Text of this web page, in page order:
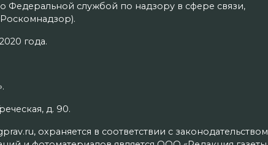
Федеральной службой по надзору в сфере связи,
года.
д. 90.
охраняется в соответствии с законодательством